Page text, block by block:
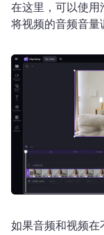
在这里，可以使用
将视频的音频音量
如果音频和视频